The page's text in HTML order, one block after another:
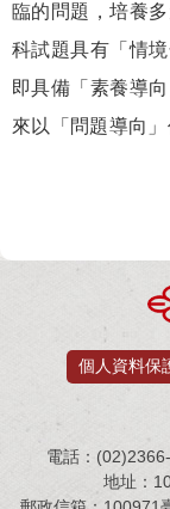
臨的問題，培養
科試題具有「情
即具備「素養導
來以「問題導向
個人資料保
電話：
地址：